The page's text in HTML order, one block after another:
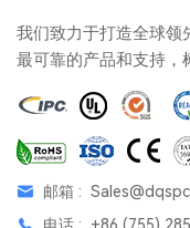
我们致力于打造全球领
最可靠的产品和支持，
邮箱 :